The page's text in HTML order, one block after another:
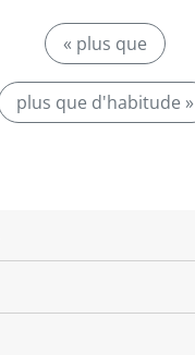
« plus que
plus que d'habitude »